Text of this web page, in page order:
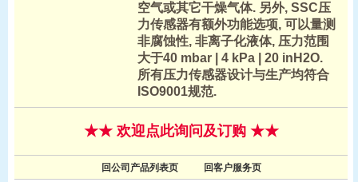
空气或其它干燥气体. 另外, SSC压
力传感器有额外功能选项, 可以量测
非腐蚀性, 非离子化液体, 压力范围
大于40 mbar | 4 kPa | 20 inH2O.
所有压力传感器设计与生产均符合
ISO9001规范.
★★ 欢迎点此询问及订购 ★★
回公司产品列表页 回客户服务页